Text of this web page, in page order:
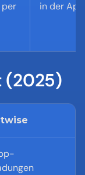
in der App
(2025)